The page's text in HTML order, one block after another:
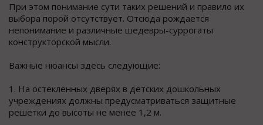
При этом понимание сути таких решений и правило их
выбора порой отсутствует. Отсюда рождается
непонимание и различные шедевры-суррогаты
конструкторской мысли.
Важные нюансы здесь следующие:
1. На остекленных дверях в детских дошкольных
учреждениях должны предусматриваться защитные
решетки до высоты не менее 1,2 м.